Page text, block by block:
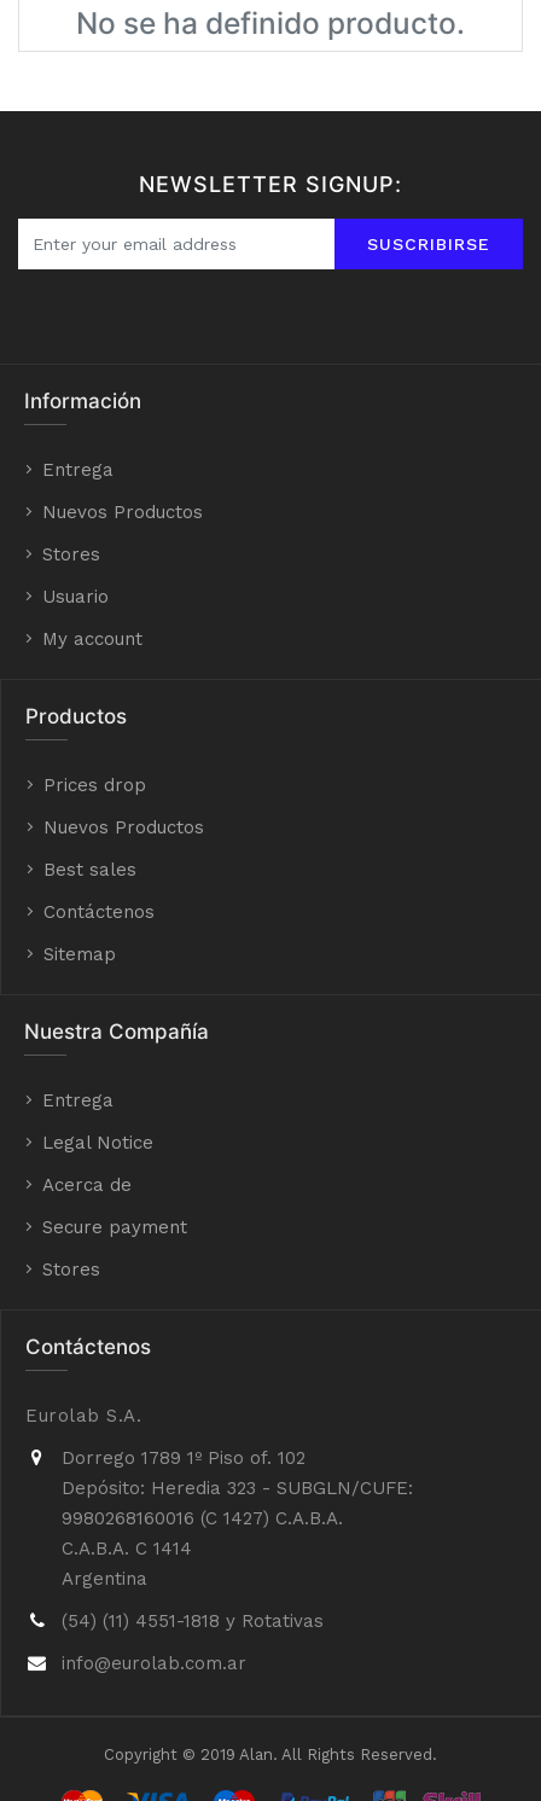
No se ha definido producto.
NEWSLETTER SIGNUP:
SUSCRIBIRSE
Información
Entrega
Nuevos Productos
Stores
Usuario
My account
Productos
Prices drop
Nuevos Productos
Best sales
Contáctenos
Sitemap
Nuestra Compañía
Entrega
Legal Notice
Acerca de
Secure payment
Stores
Contáctenos
Eurolab S.A.
Dorrego 1789 1º Piso of. 102
Depósito: Heredia 323 - SUBGLN/CUFE:
9980268160016 (C 1427) C.A.B.A.
C.A.B.A. C 1414
Argentina
(54) (11) 4551-1818 y Rotativas
info@eurolab.com.ar
Copyright © 2019 Alan. All Rights Reserved.